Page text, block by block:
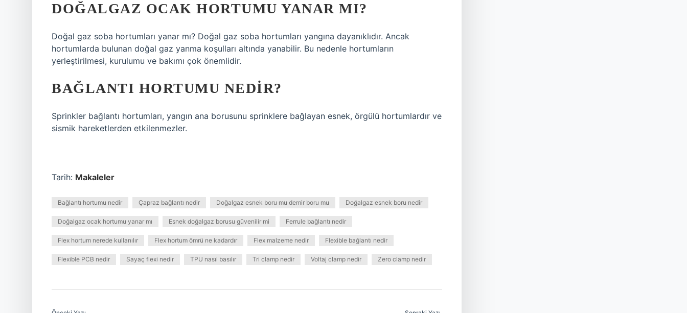
DOĞALGAZ OCAK HORTUMU YANAR MI?
Doğal gaz soba hortumları yanar mı? Doğal gaz soba hortumları yangına dayanıklıdır. Ancak
hortumlarda bulunan doğal gaz yanma koşulları altında yanabilir. Bu nedenle hortumların
yerleştirilmesi, kurulumu ve bakımı çok önemlidir.
BAĞLANTI HORTUMU NEDIR?
Sprinkler bağlantı hortumları, yangın ana borusunu sprinklere bağlayan esnek, örgülü hortumlardır ve
sismik hareketlerden etkilenmezler.
Tarih: Makaleler
Bağlantı hortumu nedir Çapraz bağlantı nedir Doğalgaz esnek boru mu demir boru mu Doğalgaz esnek boru nedir
Doğalgaz ocak hortumu yanar mı Esnek doğalgaz borusu güvenilir mi Ferrule bağlantı nedir
Flex hortum nerede kullanılır Flex hortum ömrü ne kadardır Flex malzeme nedir Flexible bağlantı nedir
Flexible PCB nedir Sayaç flexi nedir TPU nasıl basılır Tri clamp nedir Voltaj clamp nedir Zero clamp nedir